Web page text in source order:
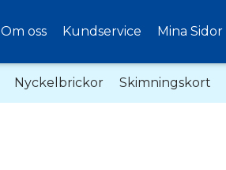
Om oss Kundservice Mina Sidor
Nyckelbrickor Skimningskort